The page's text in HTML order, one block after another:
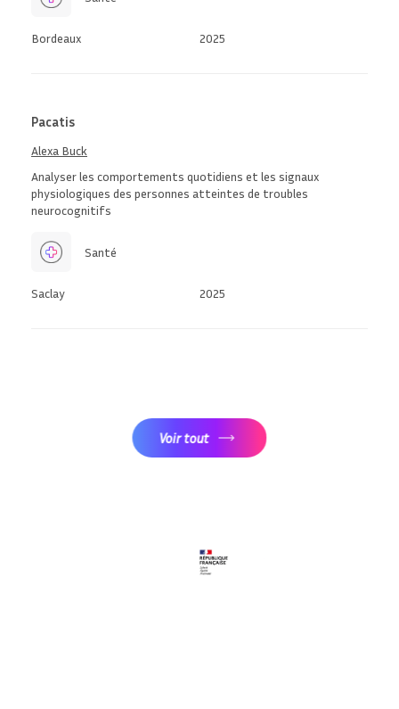
Bordeaux 2025
Pacatis
Alexa Buck
Analyser les comportements quotidiens et les signaux
physiologiques des personnes atteintes de troubles
neurocognitifs
Santé
Saclay 2025
Voir tout